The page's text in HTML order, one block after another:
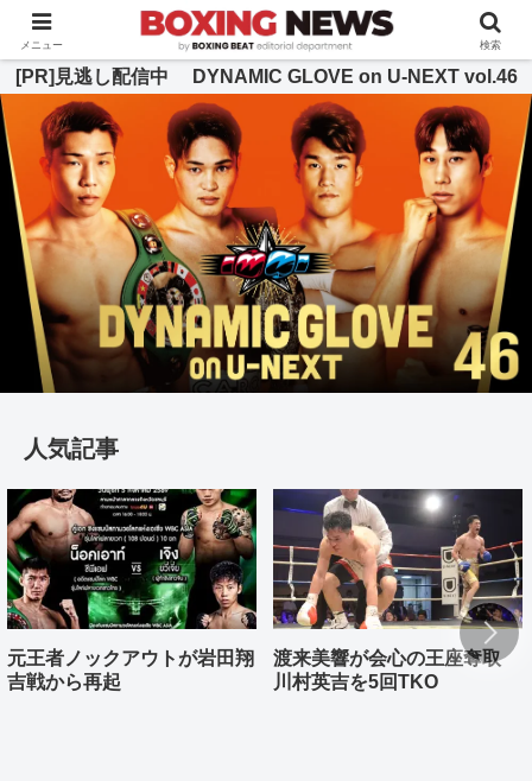
BOXING BEAT [ボクシング・ビート] 公式サイト
[PR]見逃し配信中 DYNAMIC GLOVE on U-NEXT vol.46
人気記事
元王者ノックアウトが岩田翔
吉戦から再起
渡来美響が会心の王座奪取
川村英吉を5回TKO
メニュー 検索